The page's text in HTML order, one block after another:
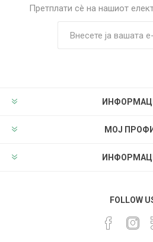
Претплати сè на нашиот
МОЈ
FOLLOW